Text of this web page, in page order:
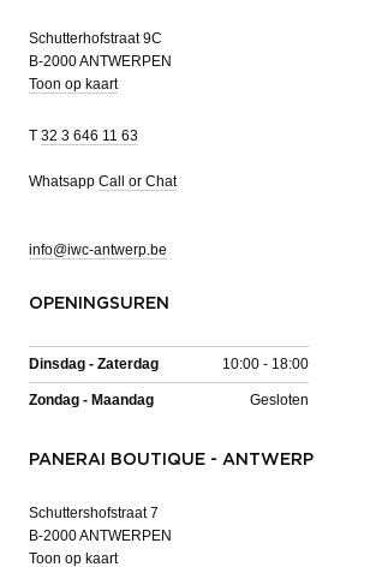
Schutterhofstraat 9C
B-2000 ANTWERPEN
Toon op kaart
T 32 3 646 11 63
Whatsapp Call or Chat
info@iwc-antwerp.be
OPENINGSUREN
Dinsdag - Zaterdag 10:00 - 18:00
Zondag - Maandag Gesloten
PANERAI BOUTIQUE - ANTWERP
Schuttershofstraat 7
B-2000 ANTWERPEN
Toon op kaart